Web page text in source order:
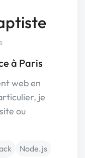
à Paris
web en
je
ou
Node.js